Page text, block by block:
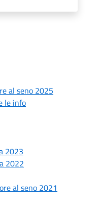
al seno 2025
le info
2023
2022
al seno 2021